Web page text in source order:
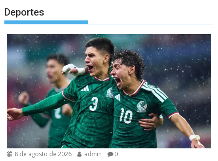
Deportes
8 de agosto de 2026 admin 0